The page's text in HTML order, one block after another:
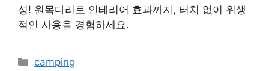
성! 원목다리로 인테리어 효과까지, 터치 없이 위생
적인 사용을 경험하세요.
카
camping